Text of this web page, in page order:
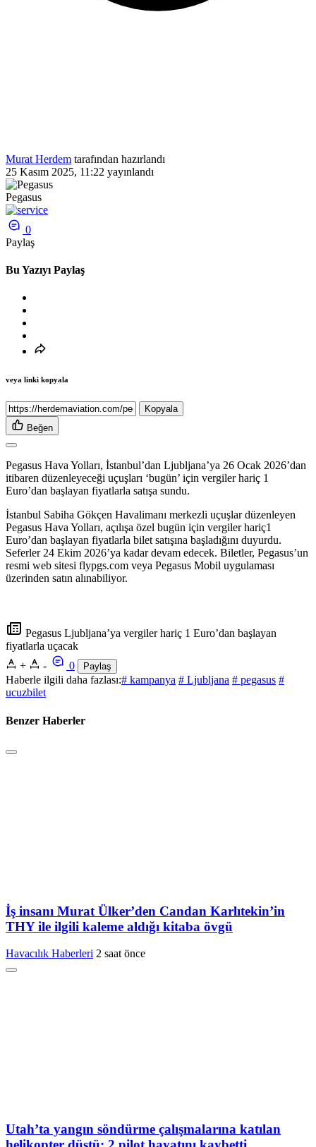
Murat Herdem tarafından hazırlandı
25 Kasım 2025, 11:22 yayınlandı
Pegasus
0
Paylaş
Bu Yazıyı Paylaş
veya linki kopyala
Kopyala
Beğen
Pegasus Hava Yolları, İstanbul’dan Ljubljana’ya 26 Ocak 2026’dan
itibaren düzenleyeceği uçuşları ‘bugün’ için vergiler hariç 1
Euro’dan başlayan fiyatlarla satışa sundu.
İstanbul Sabiha Gökçen Havalimanı merkezli uçuşlar düzenleyen
Pegasus Hava Yolları, açılışa özel bugün için vergiler hariç1
Euro’dan başlayan fiyatlarla bilet satışına başladığını duyurdu.
Seferler 24 Ekim 2026’ya kadar devam edecek. Biletler, Pegasus’un
resmi web sitesi flypgs.com veya Pegasus Mobil uygulaması
üzerinden satın alınabiliyor.
Pegasus Ljubljana’ya vergiler hariç 1 Euro’dan başlayan
fiyatlarla uçacak
+
- 0 Paylaş
Haberle ilgili daha fazlası:# kampanya # Ljubljana # pegasus #
ucuzbilet
Benzer Haberler
İş insanı Murat Ülker’den Candan Karlıtekin’in
THY ile ilgili kaleme aldığı kitaba övgü
Havacılık Haberleri 2 saat önce
Utah’ta yangın söndürme çalışmalarına katılan